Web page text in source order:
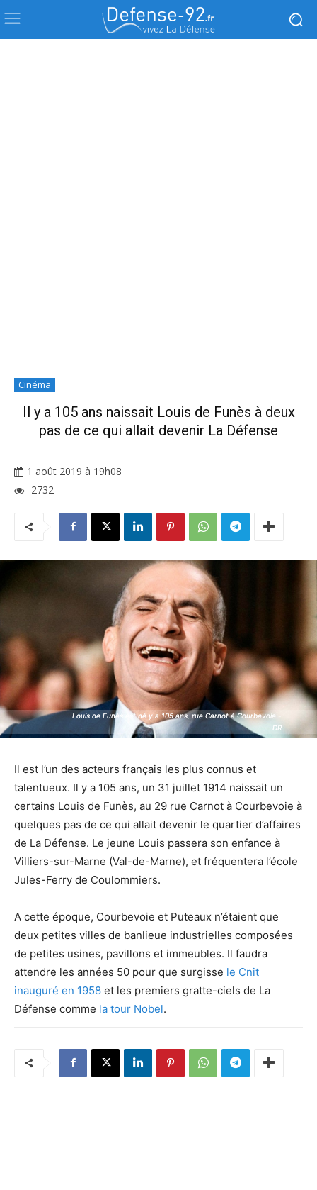
Cinéma
Il y a 105 ans naissait Louis de Funès à deux
pas de ce qui allait devenir La Défense
1 août 2019 à 19h08
2732
Louis de Funès est né y a 105 ans, rue Carnot à Courbevoie -
DR
Louis de Funès est né y a 105 ans, rue Carnot à Courbevoie -
DR
Il est l’un des acteurs français les plus connus et
talentueux. Il y a 105 ans, un 31 juillet 1914 naissait un
certains Louis de Funès, au 29 rue Carnot à Courbevoie à
quelques pas de ce qui allait devenir le quartier d’affaires
de La Défense. Le jeune Louis passera son enfance à
Villiers-sur-Marne (Val-de-Marne), et fréquentera l’école
Jules-Ferry de Coulommiers.
A cette époque, Courbevoie et Puteaux n’étaient que
deux petites villes de banlieue industrielles composées
de petites usines, pavillons et immeubles. Il faudra
attendre les années 50 pour que surgisse le Cnit
inauguré en 1958 et les premiers gratte-ciels de La
Défense comme la tour Nobel.